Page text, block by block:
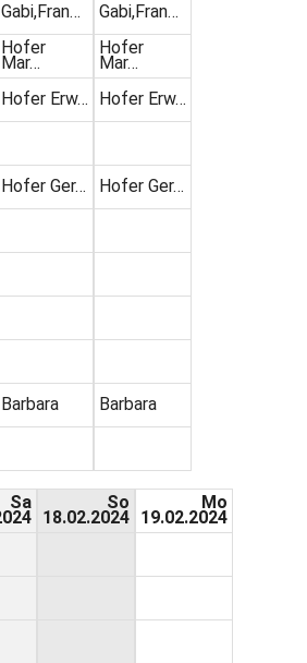
Gabi,Fran…
Hofer
Mar…
Hofer Erw…
Hofer Ger…
Barbara
Gabi,Fran…
Hofer
Mar…
Hofer Erw…
Hofer Ger…
Barbara
Sa So
18.02.2024
Mo
19.02.2024